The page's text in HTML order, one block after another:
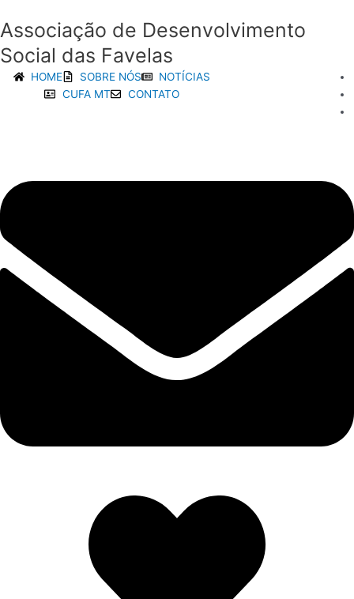
para
conteúdo
Associação de Desenvolvimento
Social das Favelas
HOME SOBRE NÓS
NOTÍCIAS
CUFA MT
CONTATO